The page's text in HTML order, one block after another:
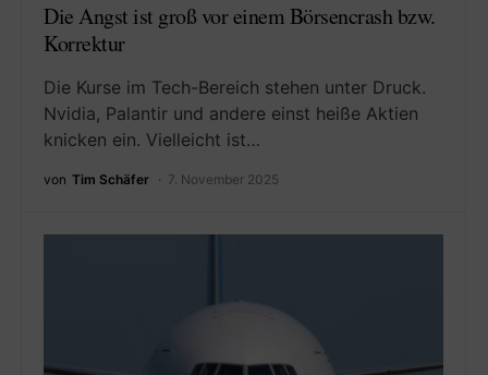
Die Angst ist groß vor einem Börsencrash bzw.
Korrektur
Die Kurse im Tech-Bereich stehen unter Druck.
Nvidia, Palantir und andere einst heiße Aktien
knicken ein. Vielleicht ist…
von Tim Schäfer 7. November 2025